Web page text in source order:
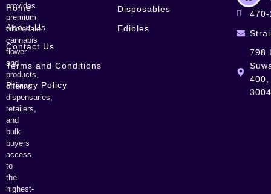
provides
premium
wholesale
cannabis
flower
and
products,
offering
dispensaries,
retailers,
and
bulk
buyers
access
to
the
highest-
Home
About Us
Contact Us
Terms and Conditions
Privacy Policy
Disposables
Edibles
798